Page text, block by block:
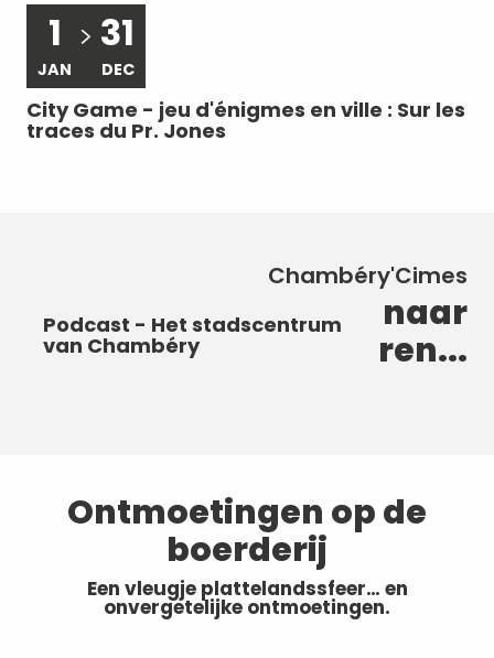
1
JAN
31
DEC
City Game - jeu d'énigmes en ville : Sur les
traces du Pr. Jones
Chambéry'Cimes
Ontdekkingen om naar
te luisteren...
Podcast - De Olifantenfontein
Podcast - Het kasteel van de
hertogen van Savoye
Podcast - De schuilkelders
Podcast - Het stadscentrum
van Chambéry
Ontmoetingen op de
boerderij
Een vleugje plattelandssfeer… en
onvergetelijke ontmoetingen.